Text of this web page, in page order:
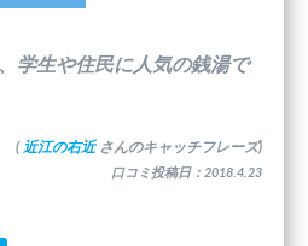
学生や住民に人気の銭湯で
( 近江の右近 さんのキャッチフレーズ)
口コミ投稿日：2018.4.23